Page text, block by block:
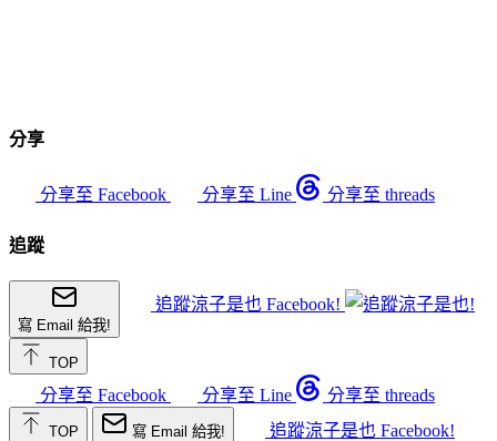
分享
分享至 Facebook 分享至 Line 分享至 threads
追蹤
寫 Email 給我!
追蹤涼子是也 Facebook!
TOP
分享至 Facebook 分享至 Line 分享至 threads
TOP 寫 Email 給我! 追蹤涼子是也 Facebook!